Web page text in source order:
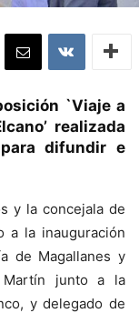
`Viaje a
realizada
difundir e
y la concejala de
a la inauguración
de Magallanes y
Martín junto a la
y delegado de